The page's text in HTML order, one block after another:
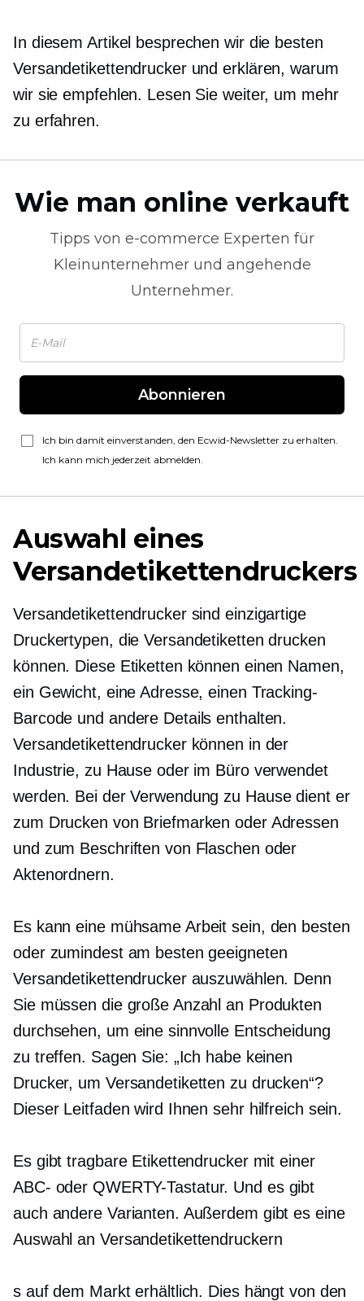
In diesem Artikel besprechen wir die besten
Versandetikettendrucker und erklären, warum
wir sie empfehlen. Lesen Sie weiter, um mehr
zu erfahren.
Wie man online verkauft
Tipps von e-commerce Experten für
Kleinunternehmer und angehende
Unternehmer.
Abonnieren
Ich bin damit einverstanden, den Ecwid-Newsletter zu erhalten.
Ich kann mich jederzeit abmelden.
Auswahl eines
Versandetikettendruckers
Versandetikettendrucker sind einzigartige
Druckertypen, die Versandetiketten drucken
können. Diese Etiketten können einen Namen,
ein Gewicht, eine Adresse, einen Tracking-
Barcode und andere Details enthalten.
Versandetikettendrucker können in der
Industrie, zu Hause oder im Büro verwendet
werden. Bei der Verwendung zu Hause dient er
zum Drucken von Briefmarken oder Adressen
und zum Beschriften von Flaschen oder
Aktenordnern.
Es kann eine mühsame Arbeit sein, den besten
oder zumindest am besten geeigneten
Versandetikettendrucker auszuwählen. Denn
Sie müssen die große Anzahl an Produkten
durchsehen, um eine sinnvolle Entscheidung
zu treffen. Sagen Sie: „Ich habe keinen
Drucker, um Versandetiketten zu drucken“?
Dieser Leitfaden wird Ihnen sehr hilfreich sein.
Es gibt tragbare Etikettendrucker mit einer
ABC- oder QWERTY-Tastatur. Und es gibt
auch andere Varianten. Außerdem gibt es eine
Auswahl an Versandetikettendruckern
s auf dem Markt erhältlich. Dies hängt von den